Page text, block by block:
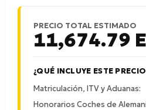
PRECIO TOTAL ESTIMADO
11,674.79
¿QUÉ INCLUYE ESTE
Matriculación, ITV y Aduanas:
Honorarios Coches de